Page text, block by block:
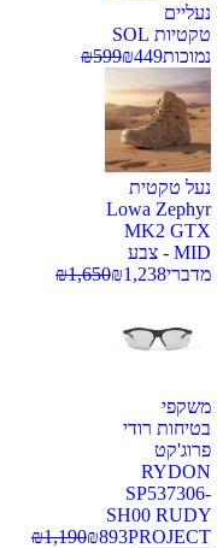
נעליים
טקטיות SOL
נמוכות
₪449
₪599
נעל טקטית
Lowa Zephyr
MK2 GTX
MID - צבע
מדברי
₪1,238
₪1,650
משקפי
בטיחות רודי
פרוג'קט
RYDON
SP537306-
SH00 RUDY
PROJECT
₪893
₪1,190